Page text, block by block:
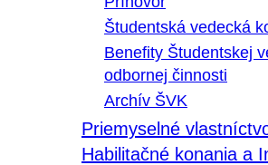
Študentská vedecká
Benefity Študentskej
odbornej činnosti
Archív ŠVK
Priemyselné
Habilitačné konania a